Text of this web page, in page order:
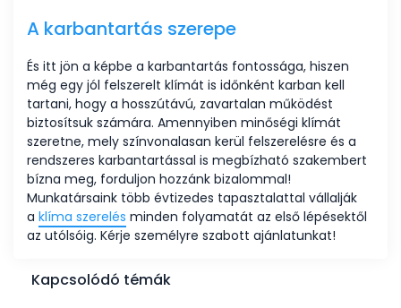
Kapcsolódó témák
A karbantartás szerepe
És itt jön a képbe a karbantartás fontossága, hiszen
még egy jól felszerelt klímát is időnként karban kell
tartani, hogy a hosszútávú, zavartalan működést
biztosítsuk számára. Amennyiben minőségi klímát
szeretne, mely színvonalasan kerül felszerelésre és a
rendszeres karbantartással is megbízható szakembert
bízna meg, forduljon hozzánk bizalommal!
Munkatársaink több évtizedes tapasztalattal vállalják
a klíma szerelés minden folyamatát az első lépésektől
az utólsóig. Kérje személyre szabott ajánlatunkat!